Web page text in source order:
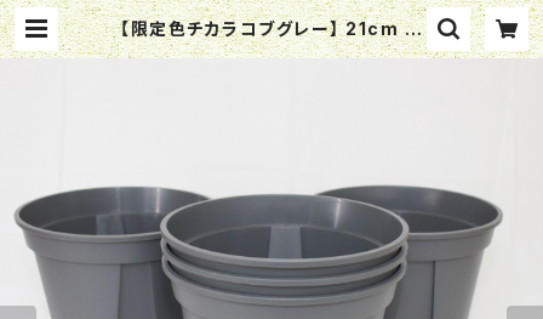
【限定色チカラコブグレー】 21cm ロ
ング 硬質スリットポット EU-21ｃｍL